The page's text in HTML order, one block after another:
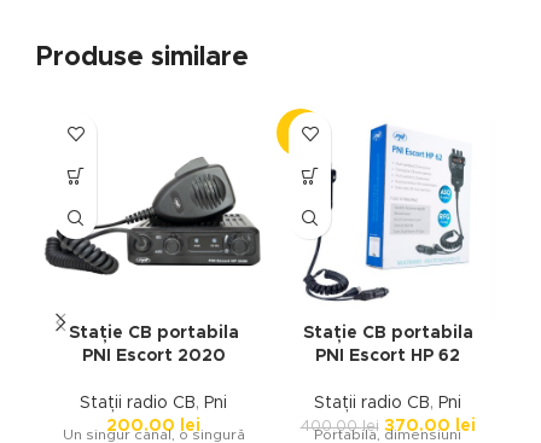
Produse similare
Stație CB portabila
PNI Escort 2020
Stații radio CB, Pni
200.00
lei
Un singur canal, o singură
-8%
Stație CB portabila
PNI Escort HP 62
Stații radio CB, Pni
400.00lei 370.00 lei
Portabila, dimensiuni